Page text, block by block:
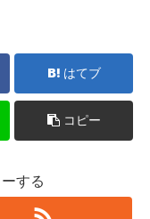
はてブ
コピー
する